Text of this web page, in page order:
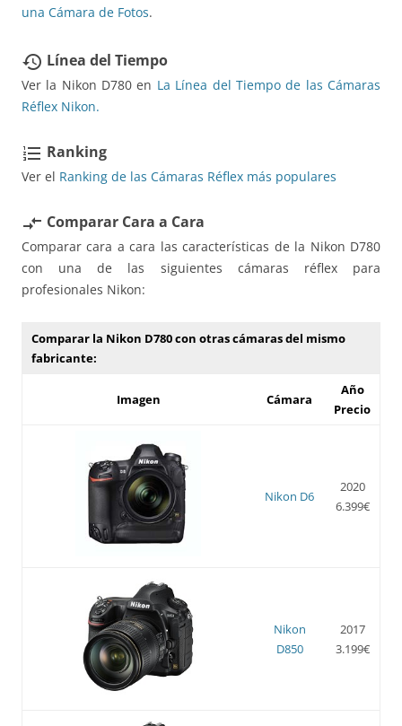
una Cámara de Fotos.
restore Línea del Tiempo
Ver la Nikon D780 en La Línea del Tiempo de las Cámaras
Réflex Nikon.
format_list_numbered Ranking
Ver el Ranking de las Cámaras Réflex más populares
compare_arrows Comparar Cara a Cara
Comparar cara a cara las características de la Nikon D780
con una de las siguientes cámaras réflex para
profesionales Nikon:
Comparar la Nikon D780 con otras cámaras del mismo
fabricante:
Imagen Cámara
Año
Precio
Nikon D6
2020
6.399€
Nikon
D850
2017
3.199€